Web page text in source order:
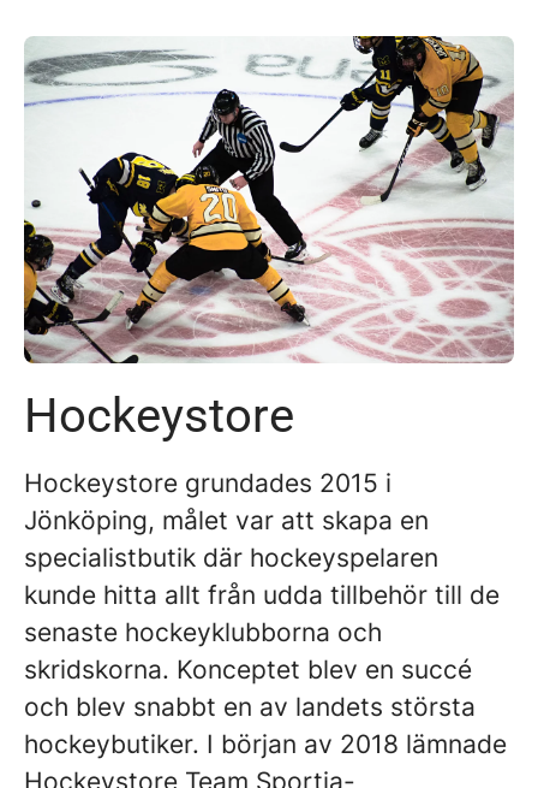
Hockeystore
Hockeystore grundades 2015 i
Jönköping, målet var att skapa en
specialistbutik där hockeyspelaren
kunde hitta allt från udda tillbehör till de
senaste hockeyklubborna och
skridskorna. Konceptet blev en succé
och blev snabbt en av landets största
hockeybutiker. I början av 2018 lämnade
Hockeystore Team Sportia-